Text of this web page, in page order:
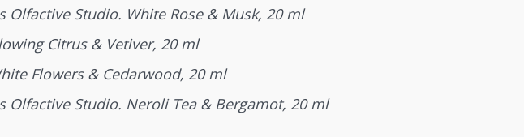
Olfactive Studio. White Rose & Musk, 20 ml
Citrus & Vetiver, 20 ml
Flowers & Cedarwood, 20 ml
Olfactive Studio. Neroli Tea & Bergamot, 20 ml